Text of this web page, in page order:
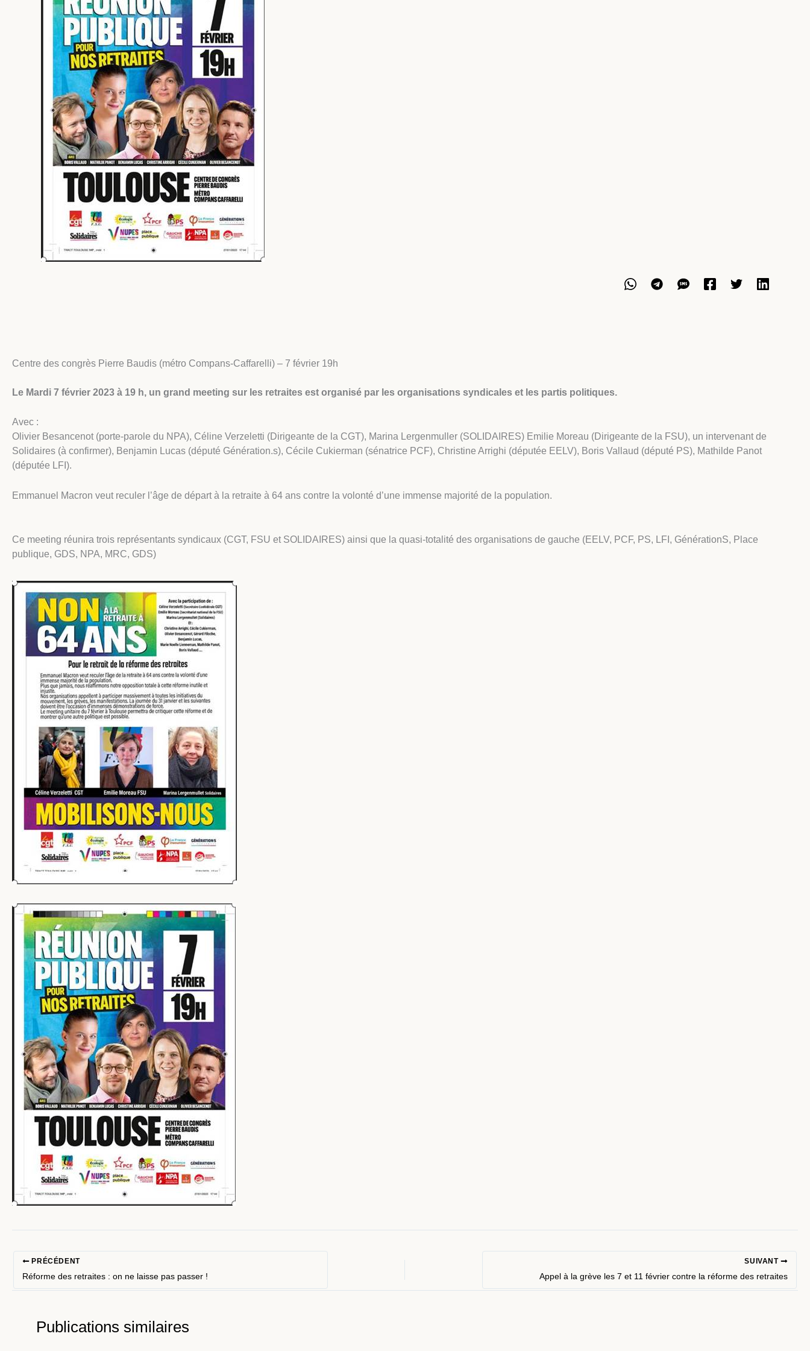
Centre des congrès Pierre Baudis (métro Compans-Caffarelli) – 7 février 19h
Le Mardi 7 février 2023 à 19 h, un grand meeting sur les retraites est organisé par les organisations syndicales et les partis politiques.
Avec :
Olivier Besancenot (porte-parole du NPA), Céline Verzeletti (Dirigeante de la CGT), Marina Lergenmuller (SOLIDAIRES) Emilie Moreau (Dirigeante de la FSU), un intervenant de
Solidaires (à confirmer), Benjamin Lucas (député Génération.s), Cécile Cukierman (sénatrice PCF), Christine Arrighi (députée EELV), Boris Vallaud (député PS), Mathilde Panot
(députée LFI).
Emmanuel Macron veut reculer l’âge de départ à la retraite à 64 ans contre la volonté d’une immense majorité de la population.
Ce meeting réunira trois représentants syndicaux (CGT, FSU et SOLIDAIRES) ainsi que la quasi-totalité des organisations de gauche (EELV, PCF, PS, LFI, GénérationS, Place
publique, GDS, NPA, MRC, GDS)
PRÉCÉDENT
Réforme des retraites : on ne laisse pas passer !
SUIVANT
Appel à la grève les 7 et 11 février contre la réforme des retraites
Publications similaires